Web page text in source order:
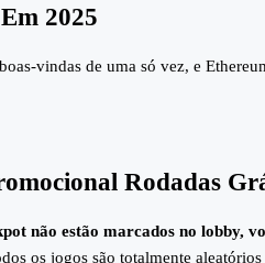
2025
vindas de uma só vez, e
Rodadas
não estão marcados no lobby,
os jogos são totalmente